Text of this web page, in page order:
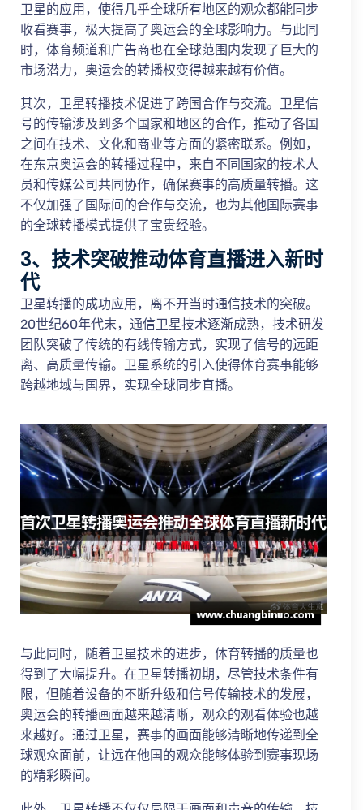
卫星的应用，使得几乎全球所有地区的观众都能同步
收看赛事，极大提高了奥运会的全球影响力。与此同
时，体育频道和广告商也在全球范围内发现了巨大的
市场潜力，奥运会的转播权变得越来越有价值。
其次，卫星转播技术促进了跨国合作与交流。卫星信
号的传输涉及到多个国家和地区的合作，推动了各国
之间在技术、文化和商业等方面的紧密联系。例如，
在东京奥运会的转播过程中，来自不同国家的技术人
员和传媒公司共同协作，确保赛事的高质量转播。这
不仅加强了国际间的合作与交流，也为其他国际赛事
的全球转播模式提供了宝贵经验。
3、技术突破推动体育直播进入新时
代
卫星转播的成功应用，离不开当时通信技术的突破。
20世纪60年代末，通信卫星技术逐渐成熟，技术研发
团队突破了传统的有线传输方式，实现了信号的远距
离、高质量传输。卫星系统的引入使得体育赛事能够
跨越地域与国界，实现全球同步直播。
与此同时，随着卫星技术的进步，体育转播的质量也
得到了大幅提升。在卫星转播初期，尽管技术条件有
限，但随着设备的不断升级和信号传输技术的发展，
奥运会的转播画面越来越清晰，观众的观看体验也越
来越好。通过卫星，赛事的画面能够清晰地传递到全
球观众面前，让远在他国的观众能够体验到赛事现场
的精彩瞬间。